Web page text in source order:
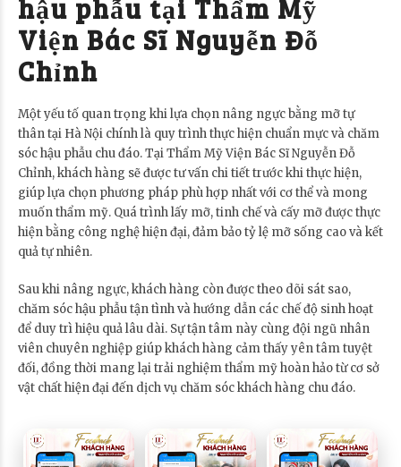
hậu phẫu tại Thẩm Mỹ
Viện Bác Sĩ Nguyễn Đỗ
Chỉnh
Một yếu tố quan trọng khi lựa chọn nâng ngực bằng mỡ tự
thân tại Hà Nội chính là quy trình thực hiện chuẩn mực và chăm
sóc hậu phẫu chu đáo. Tại Thẩm Mỹ Viện Bác Sĩ Nguyễn Đỗ
Chỉnh, khách hàng sẽ được tư vấn chi tiết trước khi thực hiện,
giúp lựa chọn phương pháp phù hợp nhất với cơ thể và mong
muốn thẩm mỹ. Quá trình lấy mỡ, tinh chế và cấy mỡ được thực
hiện bằng công nghệ hiện đại, đảm bảo tỷ lệ mỡ sống cao và kết
quả tự nhiên.
Sau khi nâng ngực, khách hàng còn được theo dõi sát sao,
chăm sóc hậu phẫu tận tình và hướng dẫn các chế độ sinh hoạt
để duy trì hiệu quả lâu dài. Sự tận tâm này cùng đội ngũ nhân
viên chuyên nghiệp giúp khách hàng cảm thấy yên tâm tuyệt
đối, đồng thời mang lại trải nghiệm thẩm mỹ hoàn hảo từ cơ sở
vật chất hiện đại đến dịch vụ chăm sóc khách hàng chu đáo.